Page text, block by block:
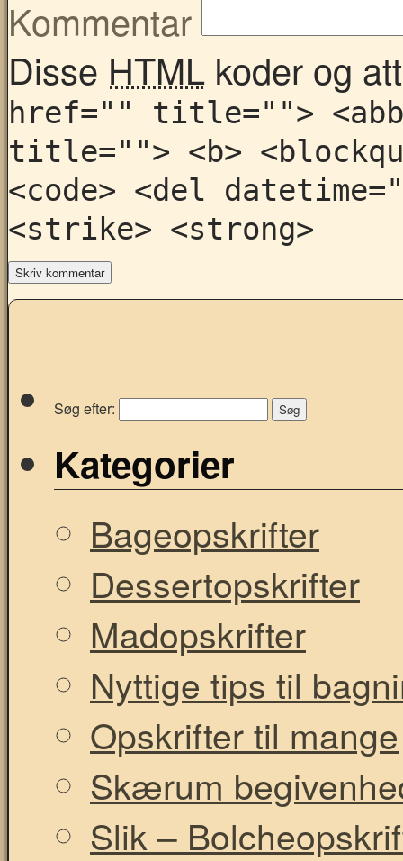
Kommentar
Disse HTML koder og
href="" title="">
title=""> <b>
<code> <del
<strike> <strong>
Søg efter:
Kategorier
Bageopskrifter
Dessertopskrifter
Madopskrifter
Nyttige tips til
Opskrifter til mange
Skærum
Slik –